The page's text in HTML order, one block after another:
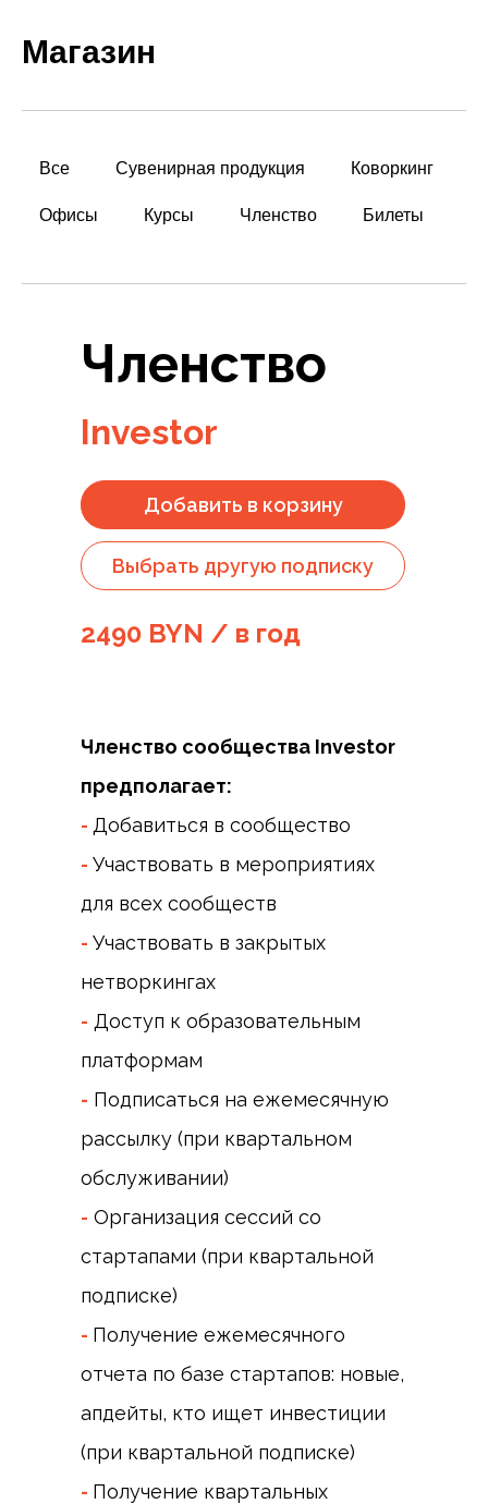
Магазин
Все Сувенирная продукция Коворкинг
Офисы Курсы Членство Билеты
Членство
Investor
Членство сообщества Investor
предполагает:
- Добавиться в сообщество
- Участвовать в мероприятиях
для всех сообществ
- Участвовать в закрытых
нетворкингах
- Доступ к образовательным
платформам
- Подписаться на ежемесячную
рассылку (при квартальном
обслуживании)
- Организация сессий со
стартапами (при квартальной
подписке)
- Получение ежемесячного
отчета по базе стартапов: новые,
апдейты, кто ищет инвестиции
(при квартальной подписке)
- Получение квартальных
Выбрать другую подписку
Добавить в корзину
2490 BYN / в год